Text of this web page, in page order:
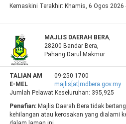
Kemaskini Terakhir:Khamis, 6 Ogos 2026
MAJLIS DAERAH BERA,
28200 Bandar Bera,
Pahang Darul Makmur
TALIAN AM 09-250 1700
E-MEL
majlis[at]mdbera.gov.my
Jumlah Pelawat Keseluruhan: 395,925
Penafian: Majlis Daerah Bera tidak
kehilangan atau kerosakan yang dialami